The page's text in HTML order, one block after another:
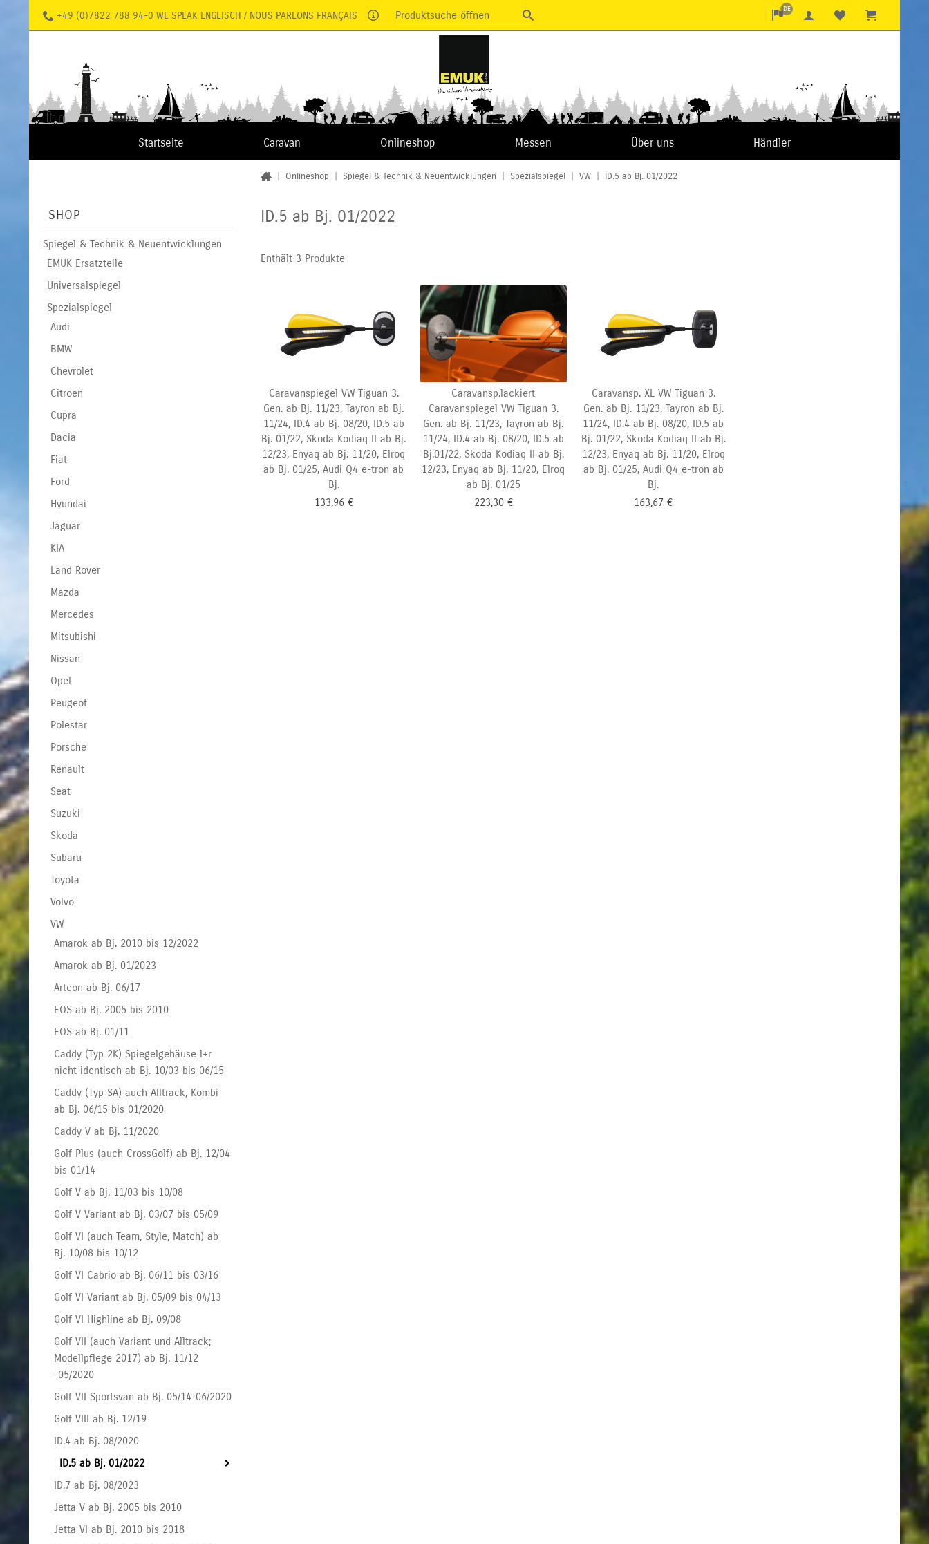
+49 (0)7822 788 94-0 WE SPEAK ENGLISCH / NOUS PARLONS FRANÇAIS Produktsuche öffnen DE
Startseite Caravan Onlineshop Messen Über uns Händler
SHOP
Spiegel & Technik & Neuentwicklungen
EMUK Ersatzteile
Universalspiegel
Spezialspiegel
Audi
BMW
Chevrolet
Citroen
Cupra
Dacia
Fiat
Ford
Hyundai
Jaguar
KIA
Land Rover
Mazda
Mercedes
Mitsubishi
Nissan
Opel
Peugeot
Polestar
Porsche
Renault
Seat
Suzuki
Skoda
Subaru
Toyota
Volvo
VW
Amarok ab Bj. 2010 bis 12/2022
Amarok ab Bj. 01/2023
Arteon ab Bj. 06/17
EOS ab Bj. 2005 bis 2010
EOS ab Bj. 01/11
Caddy (Typ 2K) Spiegelgehäuse l+r
nicht identisch ab Bj. 10/03 bis 06/15
Caddy (Typ SA) auch Alltrack, Kombi
ab Bj. 06/15 bis 01/2020
Caddy V ab Bj. 11/2020
Golf Plus (auch CrossGolf) ab Bj. 12/04
bis 01/14
Golf V ab Bj. 11/03 bis 10/08
Golf V Variant ab Bj. 03/07 bis 05/09
Golf VI (auch Team, Style, Match) ab
Bj. 10/08 bis 10/12
Golf VI Cabrio ab Bj. 06/11 bis 03/16
Golf VI Variant ab Bj. 05/09 bis 04/13
Golf VI Highline ab Bj. 09/08
Golf VII (auch Variant und Alltrack;
Modellpflege 2017) ab Bj. 11/12
-05/2020
Golf VII Sportsvan ab Bj. 05/14-06/2020
Golf VIII ab Bj. 12/19
ID.4 ab Bj. 08/2020
ID.5 ab Bj. 01/2022
ID.7 ab Bj. 08/2023
Jetta V ab Bj. 2005 bis 2010
Jetta VI ab Bj. 2010 bis 2018
Onlineshop Spiegel & Technik & Neuentwicklungen Spezialspiegel VW ID.5 ab Bj. 01/2022
ID.5 ab Bj. 01/2022
Enthält 3 Produkte
Caravanspiegel VW Tiguan 3.
Gen. ab Bj. 11/23, Tayron ab Bj.
11/24, ID.4 ab Bj. 08/20, ID.5 ab
Bj. 01/22, Skoda Kodiaq II ab Bj.
12/23, Enyaq ab Bj. 11/20, Elroq
ab Bj. 01/25, Audi Q4 e-tron ab
Bj.
133,96 €
Caravansp.lackiert
Caravanspiegel VW Tiguan 3.
Gen. ab Bj. 11/23, Tayron ab Bj.
11/24, ID.4 ab Bj. 08/20, ID.5 ab
Bj.01/22, Skoda Kodiaq II ab Bj.
12/23, Enyaq ab Bj. 11/20, Elroq
ab Bj. 01/25
223,30€
Caravansp. XL VW Tiguan 3.
Gen. ab Bj. 11/23, Tayron ab Bj.
11/24, ID.4 ab Bj. 08/20, ID.5 ab
Bj. 01/22, Skoda Kodiaq II ab Bj.
12/23, Enyaq ab Bj. 11/20, Elroq
ab Bj. 01/25, Audi Q4 e-tron ab
Bj.
163,67 €